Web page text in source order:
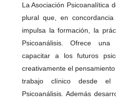
La Asociación Psicoanalítica
plural que, en
impulsa la formación, la
Psicoanálisis. Ofrece
capacitar a los futuros
creativamente el
trabajo clínico desde
Psicoanálisis. Además